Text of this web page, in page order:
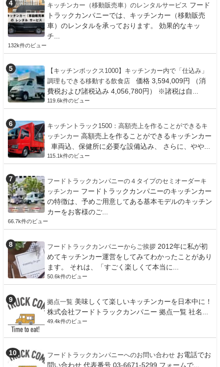
キッチンカー（移動販売車）のレンタルサービス フード
トラックカンパニーでは、キッチンカー（移動販売
車）のレンタルを承っております。 効果的なキッ
チ...
132k件のビュー
【キッチンボックス1000】キッチンカー内で「仕込み」
調理もできる移動する飲食店
価格 3,594,009円 （消
費税および諸税込み 4,056,780円） ※諸税は自...
119.6k件のビュー
キッチントラック1500：高額売上を作ることができるキ
ッチンカー 高額売上を作ることができるキッチンカー
車両込、保健所に必要な設備込み、 さらに、やや...
115.1k件のビュー
フードトラックカンパニーの４タイプのセミオーダーキ
ッチンカー フードトラックカンパニーのキッチンカー
の特徴は、予めご用意してある基本モデルのキッチン
カーをお客様のご...
66.7k件のビュー
フードトラックカンパニーからご挨拶 2012年に私が初
めてキッチンカー運営をしてみてわかったことがあり
ます。 それは、「すごく楽しくて本当に...
50.6k件のビュー
拠点一覧 美味しくて楽しいキッチンカーを日本中に！
株式会社フードトラックカンパニー 拠点一覧 社名...
49.4k件のビュー
フードトラックカンパニーへのお問い合わせ お電話でお
問い合わせ 代表番号 03-6671-5299 フォームで...